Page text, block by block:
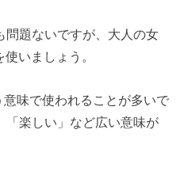
問題ないですが、大人の女
いましょう。
意味で使われることが多いで
「楽しい」など広い意味が